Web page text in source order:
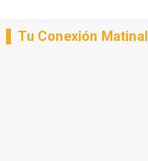
Tu Conexión Matinal